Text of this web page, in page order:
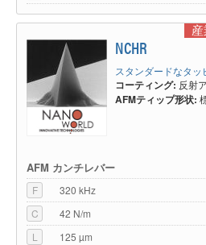
NCHR
スタンダードなタ
コーティング: 反射
AFMティップ形状:
AFM カンチレバー
F
320 kHz
C
42 N/m
L
125 µm